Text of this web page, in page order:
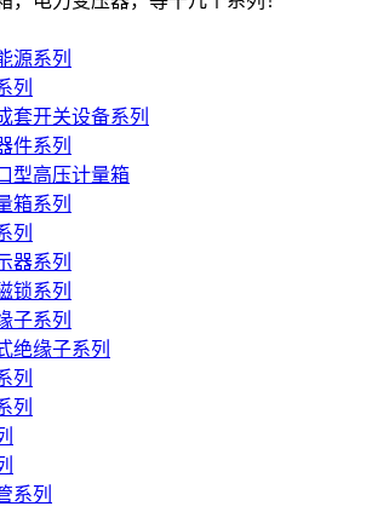
源系列
列
套开关设备系列
件系列
型高压计量箱
箱系列
列
器系列
锁系列
子系列
绝缘子系列
列
列
系列